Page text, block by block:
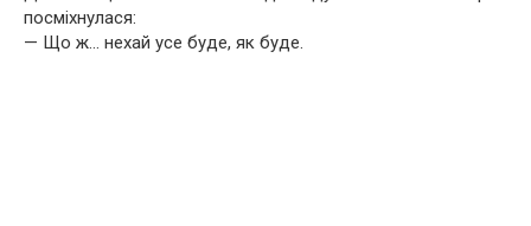
посміхнулася:
— Що ж… нехай усе буде, як буде.